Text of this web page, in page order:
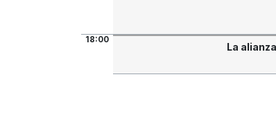
18:00
La